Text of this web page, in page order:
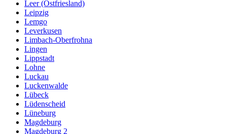
Leer (Ostfriesland)
Leipzig
Lemgo
Leverkusen
Limbach-Oberfrohna
Lingen
Lippstadt
Lohne
Luckau
Luckenwalde
Lübeck
Lüdenscheid
Lüneburg
Magdeburg
Magdeburg 2